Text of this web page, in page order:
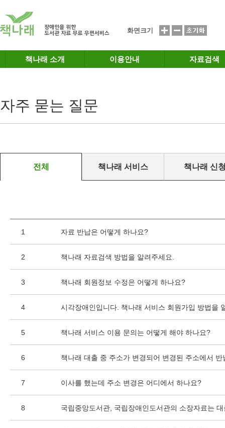
화면크기
책나래 소개 이용안내 자료검색
자주 묻는 질문
전체 책나래 서비스 책나래 신
1 자료 반납은 어떻게 하나요?
2 책나래 자료검색 방법을 알려주세요.
3 책나래 회원정보 수정은 어떻게 하나요?
4 시각장애인입니다. 책나래 서비스 회원가입 방법을
5 책나래 서비스 이용 문의는 어떻게 해야 하나요?
6 책나래 대출 중 주소가 변경되어 변경된 주소에서
7 이사를 했는데 주소 변경은 어디에서 하나요?
8 국립중앙도서관, 국립장애인도서관의 소장자료는